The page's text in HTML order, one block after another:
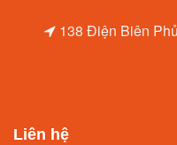
138 Điện Biên
Liên hệ